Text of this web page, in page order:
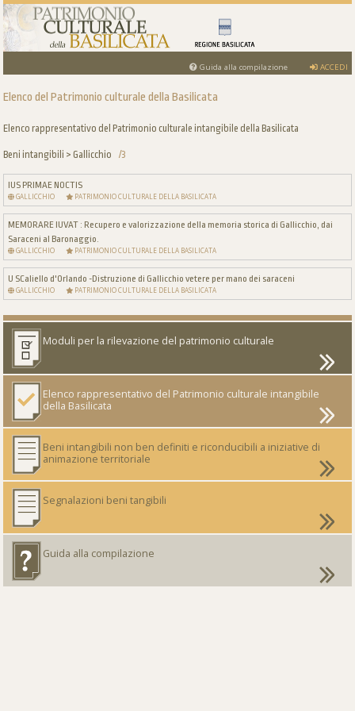
Guida alla compilazione ACCEDI
Elenco del Patrimonio culturale della Basilicata
Elenco rappresentativo del Patrimonio culturale intangibile della Basilicata
Beni intangibili > Gallicchio /3
IUS PRIMAE NOCTIS
GALLICCHIO PATRIMONIO CULTURALE DELLA BASILICATA
MEMORARE IUVAT : Recupero e valorizzazione della memoria storica di Gallicchio, dai
Saraceni al Baronaggio.
GALLICCHIO PATRIMONIO CULTURALE DELLA BASILICATA
U SCaliello d'Orlando -Distruzione di Gallicchio vetere per mano dei saraceni
GALLICCHIO PATRIMONIO CULTURALE DELLA BASILICATA
Moduli per la rilevazione del patrimonio culturale
Elenco rappresentativo del Patrimonio culturale intangibile
della Basilicata
Beni intangibili non ben definiti e riconducibili a iniziative di
animazione territoriale
Segnalazioni beni tangibili
Guida alla compilazione